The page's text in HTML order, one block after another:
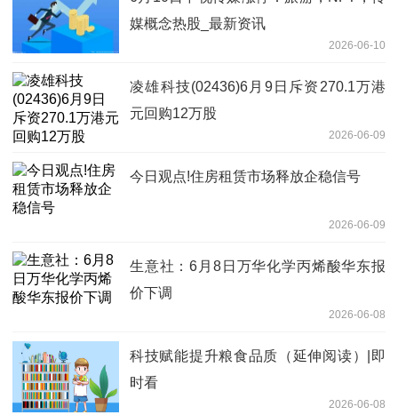
媒概念热股_最新资讯
2026-06-10
凌雄科技(02436)6月9日斥资270.1万港
元回购12万股
2026-06-09
今日观点!住房租赁市场释放企稳信号
2026-06-09
生意社：6月8日万华化学丙烯酸华东报
价下调
2026-06-08
科技赋能提升粮食品质（延伸阅读）|即
时看
2026-06-08